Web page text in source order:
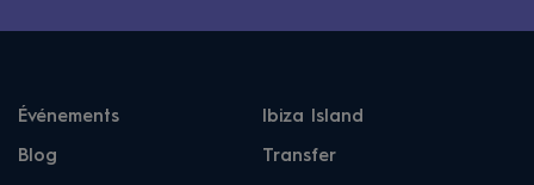
Événements Ibiza Island
Blog Transfer